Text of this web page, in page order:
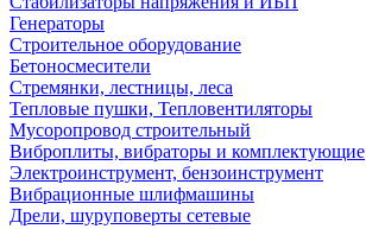
Генераторы
Строительное оборудование
Бетоносмесители
Стремянки, лестницы, леса
Тепловые пушки, Тепловентиляторы
Мусоропровод строительный
Виброплиты, вибраторы и комплектующие
Электроинструмент, бензоинструмент
Вибрационные шлифмашины
Дрели, шуруповерты сетевые